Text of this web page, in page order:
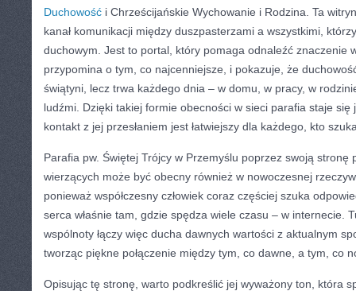
Duchowość i Chrześcijańskie Wychowanie i Rodzina. Ta
kanał komunikacji między duszpasterzami a wszystkimi,
duchowym. Jest to portal, który pomaga odnaleźć znaczenie
przypomina o tym, co najcenniejsze, i pokazuje, że
świątyni, lecz trwa każdego dnia – w domu, w pracy, w
ludźmi. Dzięki takiej formie obecności w sieci parafia staje
kontakt z jej przesłaniem jest łatwiejszy dla każdego, kto
Parafia pw. Świętej Trójcy w Przemyślu poprzez swoją stronę
wierzących może być obecny również w nowoczesnej
ponieważ współczesny człowiek coraz częściej szuka
serca właśnie tam, gdzie spędza wiele czasu – w internecie.
wspólnoty łączy więc ducha dawnych wartości z aktualnym
tworząc piękne połączenie między tym, co dawne, a tym, co
Opisując tę stronę, warto podkreślić jej wyważony ton, która